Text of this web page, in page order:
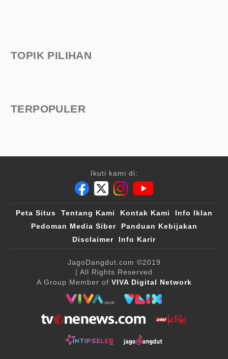
TOPIK PILIHAN
TERPOPULER
Ikuti kami di:
Peta Situs Tentang Kami Kontak Kami
Info Iklan
Pedoman Media Siber
Panduan Kebijakan
Disclaimer
Info Karir
JagoDangdut.com ©2019
| All Rights Reserved
A Group Member of VIVA Digital Network